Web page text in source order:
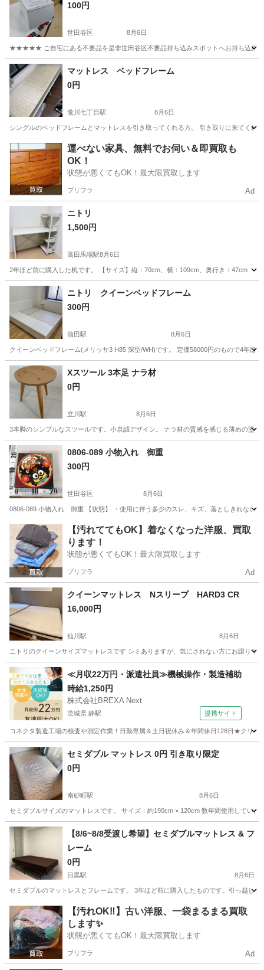
100円
世田谷区 8月6日
★★★★★ ご自宅にある不要品を是非世田谷区不要品持ち込みスポットへお持ち込みし
東京 世田谷区 収納家具 スポット
マットレス ベッドフレーム
0円
荒川七丁目駅 8月6日
シングルのベッドフレームとマットレスを引き取ってくれる方。 引き取りに来てくれ
東京 足立区 荒川七丁目駅 ベッド
運べない家具、無料でお伺い＆即買取も
OK！
状態が悪くてもOK！最大限買取します
プリフラ Ad
ニトリ
1,500円
高田馬場駅8月6日
2年ほど前に購入した机です。 【サイズ】縦：70cm、横：109cm、奥行き：47cm
東京 新宿区 高田馬場駅 テーブル
ニトリ クイーンベッドフレーム
300円
蒲田駅 8月6日
クイーンベッドフレーム(メリッサ3 H85 深型/WH)です。 定価58000円のもので4年ほ
東京 大田区 ベッド
Xスツール 3本足 ナラ材
0円
立川駅 8月6日
3本脚のシンプルなスツールです。小泉誠デザイン。 ナラ材の質感を感じる薄めの塗
東京 立川市 椅子 状態
0806-089 小物入れ 御重
300円
世田谷区 8月6日
0806-089 小物入れ 御重 【状態】 ・使用に伴う多少のスレ、キズ、落としきれない
東京 世田谷区 インテリア雑貨/小物 現地
【汚れててもOK】着なくなった洋服、買取
ります！
状態が悪くてもOK！最大限買取します
プリフラ Ad
クイーンマットレス Nスリープ HARD3 CR
16,000円
仙川駅 8月6日
ニトリのクイーンサイズマットレスです シミありますが、気にされない方にお譲り
東京 世田谷区 仙川駅 ベッド クイーンサイズマットレス
≪月収22万円・派遣社員≫機械操作・製造補助
時給1,250円
株式会社BREXA Next
茨城県 静駅 提携サイト
コネクタ製造工場の検査や測定作業！日勤専属＆土日祝休み＆年間休日128日★クリ
茨城 常陸大宮市 静駅 その他
セミダブル マットレス 0円 引き取り限定
0円
南砂町駅 8月6日
セミダブルサイズのマットレスです。 サイズ：約190cm × 120cm 数年間使用してい
東京 江東区 寝具
【8/6~8/8受渡し希望】セミダブルマットレス & フ
レーム
0円
目黒駅 8月6日
セミダブルのマットレスとフレームです。 3年ほど前に購入したものです。引っ越し
東京 品川区 目黒駅 ベッド
【汚れOK‼️】古い洋服、一袋まるまる買取
します✨
状態が悪くてもOK！最大限買取します
プリフラ Ad